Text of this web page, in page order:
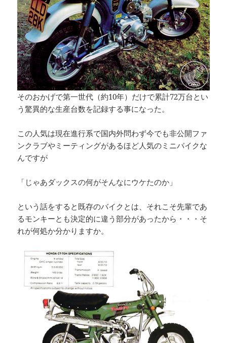
そのおかげで第一世代（約10年）だけで累計72万台とい
う驚異的な生産台数を記録する事になった。
この人気は現在進行系で国内外問わず今でも非公開ファ
ンクラブやミーティングがあるほど人気のミニバイクな
んですが
「じゃあダックスの何がそんなにウケたのか」
という話をすると既存のバイクとは、それこそ先輩であ
るモンキーとも決定的に違う部分があったから・・・そ
れが何処か分かりますか。